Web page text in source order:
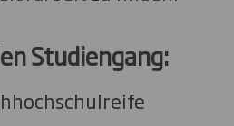
Studiengang: